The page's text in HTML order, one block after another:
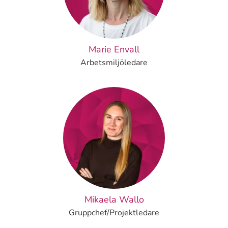
Marie Envall
Arbetsmiljöledare
Mikaela Wallo
Gruppchef/Projektledare